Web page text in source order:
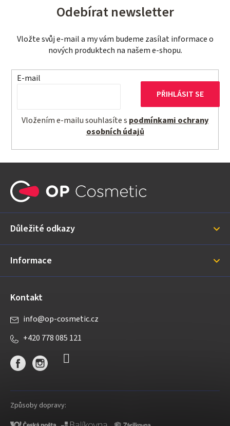
Odebírat newsletter
Vložte svůj e-mail a my vám budeme zasílat informace o
nových produktech na našem e-shopu.
E-mail
Vložením e-mailu souhlasíte s podmínkami ochrany
osobních údajů
PŘIHLÁSIT SE
a
í
Důležité odkazy
Informace
Kontakt
info@op-cosmetic.cz
+420 778 085 121
Způsoby dopravy: